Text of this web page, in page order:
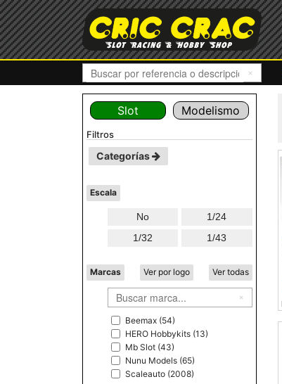
Slot Modelismo
filtros
Categorías
Escala
No
1/24
1/32
1/43
Marcas Ver por logo Ver todas
Beemax (54)
HERO Hobbykits (13)
Mb Slot (43)
Nunu Models (65)
Scaleauto (2008)